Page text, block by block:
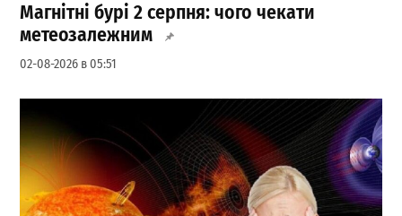
Магнітні бурі 2 серпня: чого чекати
метеозалежним
02-08-2026 в 05:51